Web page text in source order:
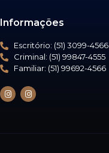
Informações
Escritório: (51) 3099-4566
Criminal: (51) 99847-4555
Familiar: (51) 99692-4566